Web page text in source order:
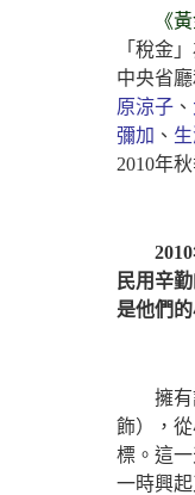
《
「稅金
中央省
原涼子 、
彌加 、
2010年
2010
民用辛
是他們
擁
飾），
標。這
一時興